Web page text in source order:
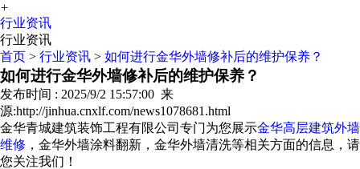
+
行业资讯
行业资讯
首页 > 行业资讯 > 如何进行金华外墙修补后的维护保养？
如何进行金华外墙修补后的维护保养？
发布时间 : 2025/9/2 15:57:00 来
源:http://jinhua.cnxlf.com/news1078681.html
金华青城建筑装饰工程有限公司专门为您展示金华高层建筑外墙
维修 ，金华外墙涂料翻新，金华外墙清洗等相关方面的信息，请
您关注我们！